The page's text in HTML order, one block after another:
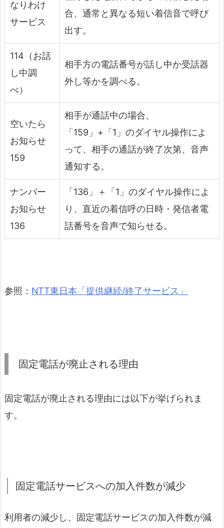
なりわけ
サービス
合、通常と異なる短い着信音で呼び
出す。
114（お話
し中調
べ）
相手方の電話番号が話し中か受話器
外し等かを調べる。
空いたら
お知らせ
159
相手が通話中の場合、
「159」+「1」のダイヤル操作によ
って、相手の通話が終了次第、音声
通知する。
ナンバー
お知らせ
136
「136」＋「1」のダイヤル操作によ
り、直近の着信呼の日時・発信者電
話番号を音声で知らせる。
参照： NTT東日本「提供継続/終了サービス」
固定電話が廃止される理由
固定電話が廃止される理由には以下が挙げられま
す。
固定電話サービスへの加入件数が減少
利用者の減少し、固定電話サービスの加入件数が減